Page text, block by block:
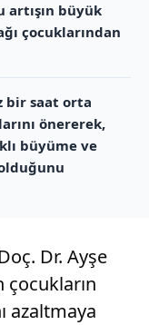
artışın büyük
çocuklarından
bir saat orta
önererek,
büyüme ve
Dr. Ayşe
çocukların
azaltmaya